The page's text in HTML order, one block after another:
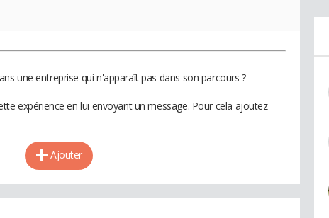
une entreprise qui n'apparaît pas dans son parcours ?
expérience en lui envoyant un message. Pour cela ajoutez
Ajouter